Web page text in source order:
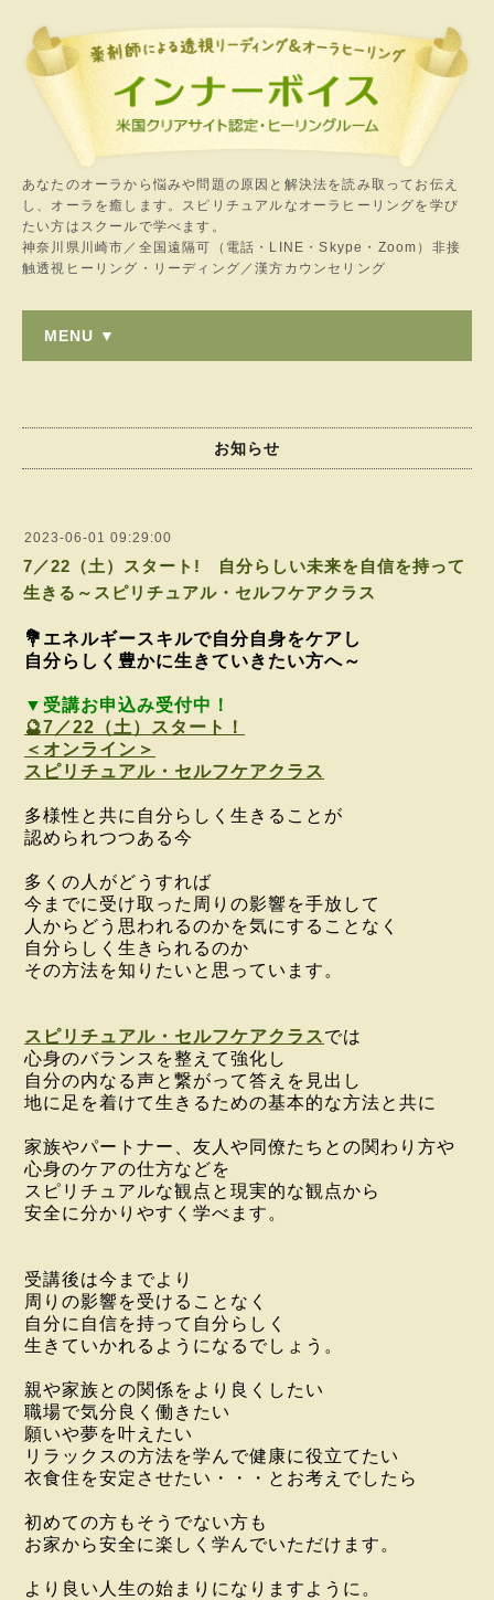
あなたのオーラから悩みや問題の原因と解決法を読み取ってお伝え
し、オーラを癒します。スピリチュアルなオーラヒーリングを学び
たい方はスクールで学べます。
神奈川県川崎市／全国遠隔可（電話・LINE・Skype・Zoom）非接
触透視ヒーリング・リーディング／漢方カウンセリング
MENU ▼
お知らせ
2023-06-01 09:29:00
7／22（土）スタート! 自分らしい未来を自信を持って
生きる～スピリチュアル・セルフケアクラス
💐エネルギースキルで自分自身をケアし
自分らしく豊かに生きていきたい方へ～
▼受講お申込み受付中！
🔮7／22（土）スタート！
＜オンライン＞
スピリチュアル・セルフケアクラス
多様性と共に 自分らしく生きることが
認められつつある今
多くの人がどうすれば
今までに受け取った周りの影響を手放して
人からどう思われるのかを気にすることなく
自分らしく生きられるのか
その方法を知りたいと思っています。
スピリチュアル・セルフケアクラスでは
心身のバランスを整えて強化し
自分の内なる声と繋がって答えを見出し
地に足を着けて生きるための基本的な方法と共に
家族やパートナー、友人や同僚たちとの関わり方や
心身のケアの仕方などを
スピリチュアルな観点と現実的な観点から
安全に分かりやすく学べます。
受講後は今までより
周りの影響を受けることなく
自分に自信を持って自分らしく
生きていかれるようになるでしょう。
親や家族との関係をより良くしたい
職場で気分良く働きたい
願いや夢を叶えたい
リラックスの方法を学んで健康に役立てたい
衣食住を安定させたい・・・ とお考えでしたら
初めての方もそうでない方も
お家から安全に楽しく学んでいただけます。
より良い人生の始まりになりますように。